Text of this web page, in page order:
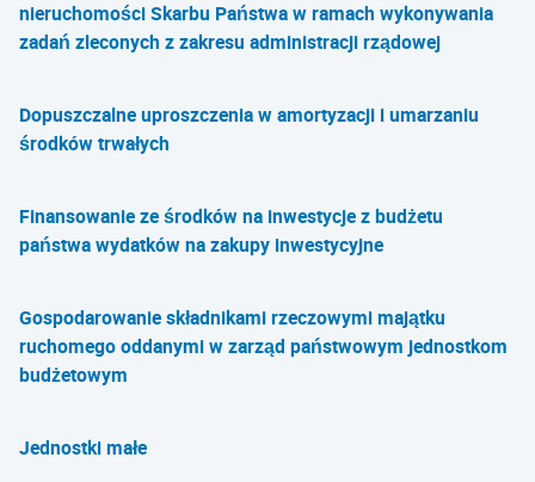
nieruchomości Skarbu Państwa w ramach wykonywania
zadań zleconych z zakresu administracji rządowej
Dopuszczalne uproszczenia w amortyzacji i umarzaniu
środków trwałych
Finansowanie ze środków na inwestycje z budżetu
państwa wydatków na zakupy inwestycyjne
Gospodarowanie składnikami rzeczowymi majątku
ruchomego oddanymi w zarząd państwowym jednostkom
budżetowym
Jednostki małe